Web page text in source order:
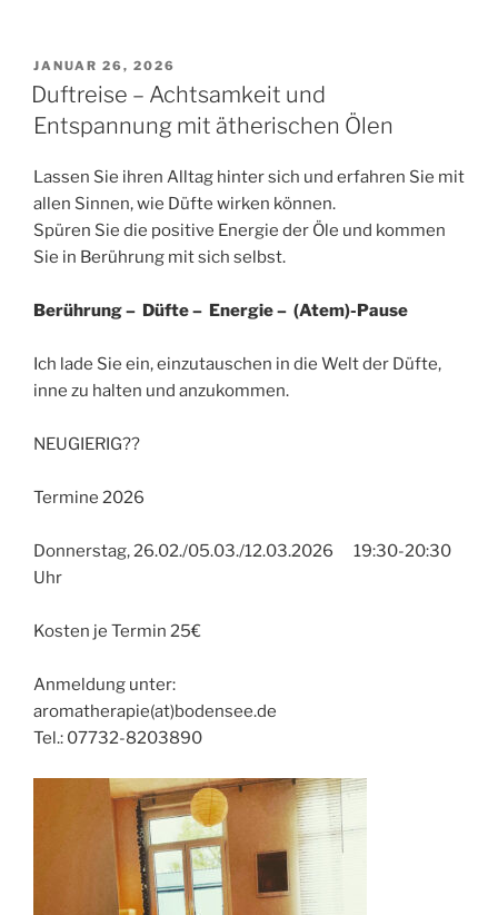
VERÖFFENTLICHT
AM
JANUAR 26, 2026
Duftreise – Achtsamkeit und
Entspannung mit ätherischen Ölen
Lassen Sie ihren Alltag hinter sich und erfahren Sie mit
allen Sinnen, wie Düfte wirken können.
Spüren Sie die positive Energie der Öle und kommen
Sie in Berührung mit sich selbst.
Berührung – Düfte – Energie – (Atem)-Pause
Ich lade Sie ein, einzutauschen in die Welt der Düfte,
inne zu halten und anzukommen.
NEUGIERIG??
Termine 2026
Donnerstag, 26.02./05.03./12.03.2026 19:30-20:30
Uhr
Kosten je Termin 25€
Anmeldung unter:
aromatherapie(at)bodensee.de
Tel.: 07732-8203890